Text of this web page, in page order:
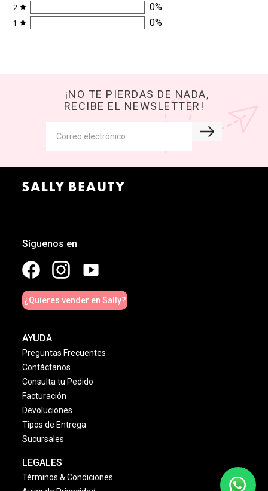
2 0%
1 0%
¡NO TE PIERDAS DE NADA,
RECIBE EL NEWSLETTER!
Síguenos en
¿Quieres vender en Sally?
AYUDA
Preguntas Frecuentes
Contáctanos
Consulta tu Pedido
Facturación
Devoluciones
Tipos de Entrega
Sucursales
LEGALES
Términos & Condiciones